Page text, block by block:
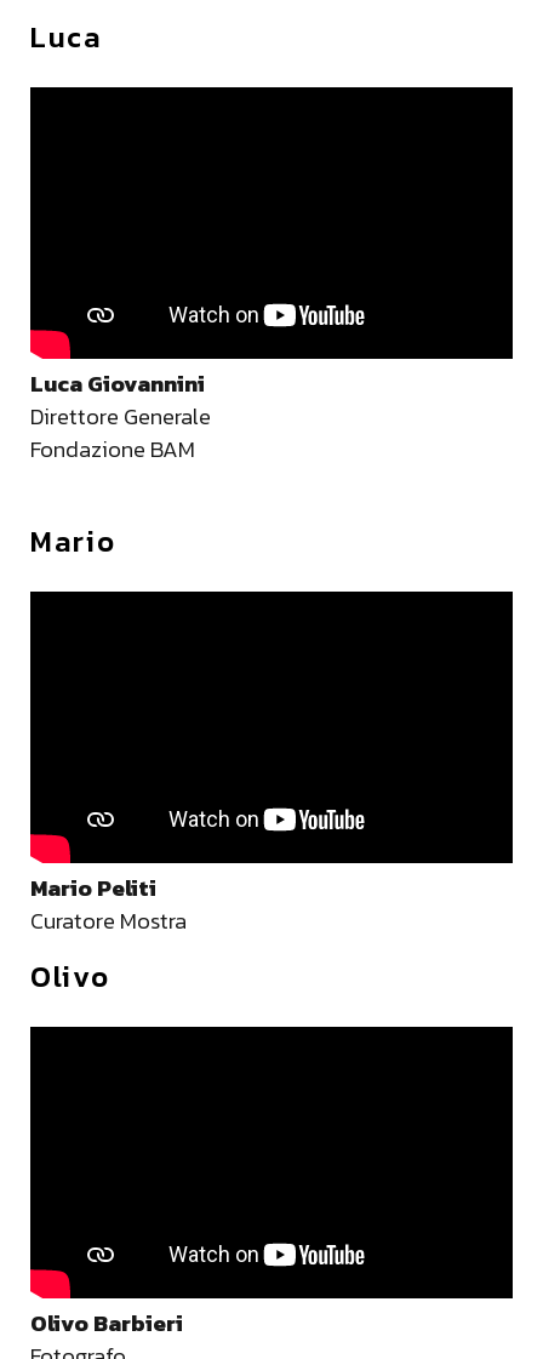
Luca
Luca Giovannini
Direttore Generale
Fondazione BAM
Mario
Mario Peliti
Curatore Mostra
Olivo
Olivo Barbieri